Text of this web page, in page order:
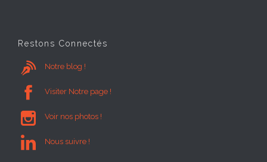
Restons Connectés
 Notre blog !
 Visiter Notre page !
 Voir nos photos !
 Nous suivre !